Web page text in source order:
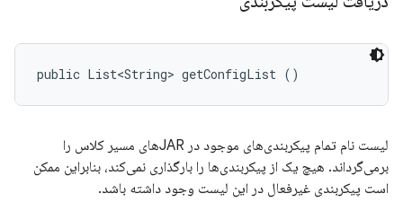
public List<String> getConfigList ()
لیست نام تمام پیکربندی‌های موجود در JARهای مسیر کلاس را
برمی‌گرداند. هیچ یک از پیکربندی‌ها را بارگذاری نمی‌کند، بنابراین ممکن
است پیکربندی غیرفعال در این لیست وجود داشته باشد.